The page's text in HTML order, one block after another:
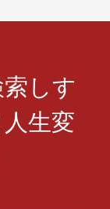
しす
生変